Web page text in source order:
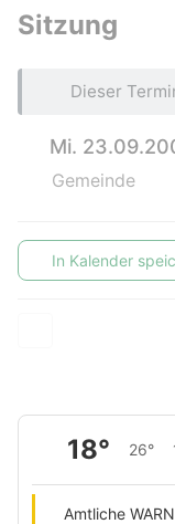
Sitzung
Dieser
Mi.
Gemeinde
In Kalender
18° 26°
Amtliche